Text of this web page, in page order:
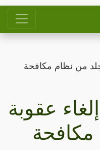
من نظام مكافحة
عقوبة
مكافحة